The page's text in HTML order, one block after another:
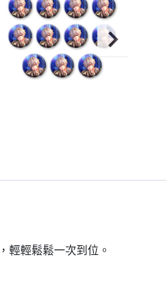
輕輕鬆鬆一次到位。